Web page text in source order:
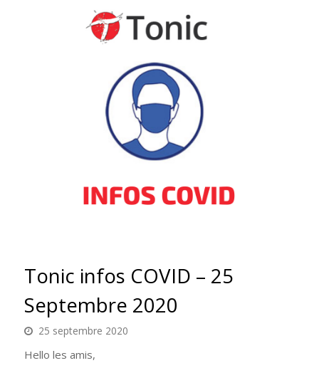
Tonic infos COVID – 25
Septembre 2020
25 septembre 2020
Hello les amis,